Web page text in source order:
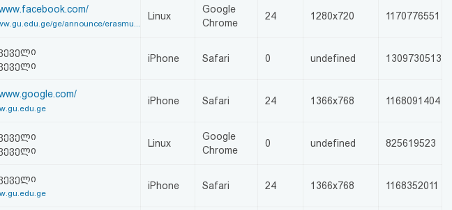
ge/announce/erasmu...
Linux
Google
Chrome
24 1280x720 1170776551
iPhone Safari 0 undefined 1309730513
iPhone Safari 24 1366x768 1168091404
Linux
Google
Chrome
0 undefined 825619523
iPhone Safari 24 1366x768 1168352011